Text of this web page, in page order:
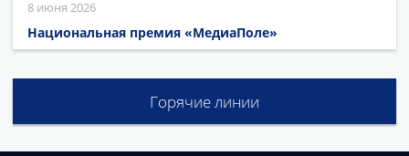
8 июня 2026
Национальная премия «МедиаПоле»
Горячие линии